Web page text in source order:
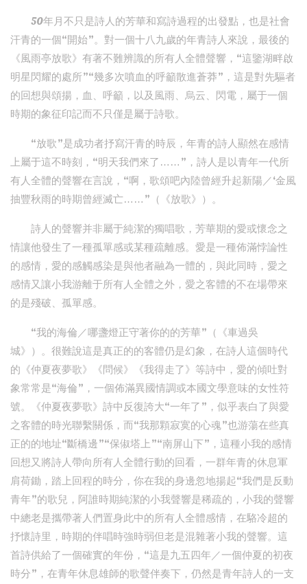
50年月不只是詩人的芳華和寫詩過程的出發點，也是社會
汗青的一個“開始”。對一個十八九歲的年青詩人來說，最後的
《風雨亭放歌》有著不難辨識的所有人全體聲響，“這鑒湖畔啟
明星閃耀的處所”“幾多次噴血的呼籲散進蒼莽”，這是對先驅者
的回想與頌揚，血、呼籲，以及風雨、烏云、閃電，屬于一個
時期的象征印記而不只僅是屬于詩歌。
“放歌”是成功者抒寫汗青的時辰，年青的詩人顯然在感情
上屬于這不時刻，“明天我們來了……”，詩人是以青年一代所
有人全體的聲響在言說，“啊，歌頌吧內陸曾經升起新陽／‘金風
抽豐秋雨的時期曾經滅亡……”（《放歌》）。
詩人的聲響并非屬于純潔的獨唱歌，芳華期的愛或懷念之
情讓他發生了一種孤單感或某種疏離感。愛是一種佈滿悖論性
的感情，愛的感觸感染是與他者融為一體的，與此同時，愛之
感情又讓小我游離于所有人全體之外，愛之客體的不在場帶來
的是殘破、孤單感。
“我的海倫／哪盞燈正守著你的的芳華”（《車過吳
城》）。很難說這是真正的的客體仍是幻象，在詩人這個時代
的《仲夏夜夢歌》《問候》《我得走了》等詩中，愛的傾吐對
象常常是“海倫”，一個佈滿異國情調或本國文學意味的女性符
號。《仲夏夜夢歌》詩中反復誇大“一年了”，似乎表白了與愛
之客體的時光聯繫關係，而“我那顆寂寞的心魂”也游蕩在些真
正的的地址“斷橋邊”“保俶塔上”“南屏山下”，這種小我的感情
回想又將詩人帶向所有人全體行動的回看，一群年青的休息軍
肩荷鋤，踏上回程的時分，你在我的身邊忽地揚起“我們是反動
青年”的歌兒，阿誰時期純潔的小我聲響是稀疏的，小我的聲響
中總老是攜帶著人們置身此中的所有人全體感情，在駱冷超的
抒懷詩里，時期的伴唱時強時弱但老是混雜著小我的聲響。這
首詩供給了一個確實的年份，“這是九五四年／一個仲夏的初夜
時分”，在青年休息雄師的歌聲伴奏下，仍然是青年詩人的一支